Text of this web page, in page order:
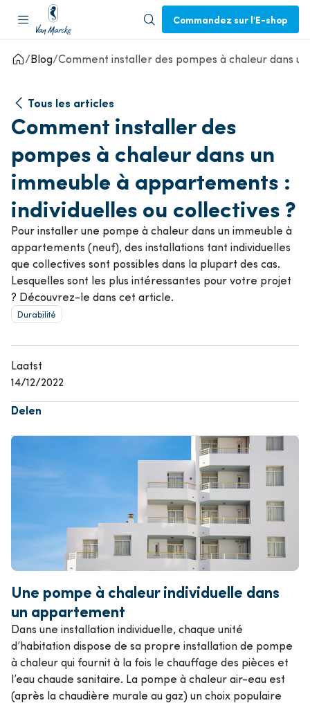
Commandez sur l'E-shop
Blog Comment installer des pompes à chaleur dans
Tous les articles
Comment installer des
pompes à chaleur dans un
immeuble à appartements :
individuelles ou collectives ?
Pour installer une pompe à chaleur dans un immeuble à
appartements (neuf), des installations tant individuelles
que collectives sont possibles dans la plupart des cas.
Lesquelles sont les plus intéressantes pour votre projet
? Découvrez-le dans cet article.
Durabilité
Laatst
14/12/2022
Delen
Image
Une pompe à chaleur individuelle dans
un appartement
Dans une installation individuelle, chaque unité
d’habitation dispose de sa propre installation de pompe
à chaleur qui fournit à la fois le chauffage des pièces et
l’eau chaude sanitaire. La pompe à chaleur air-eau est
(après la chaudière murale au gaz) un choix populaire